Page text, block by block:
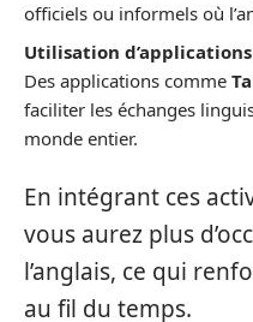
officiels ou informels où
Utilisation
Des applications comme
faciliter les échanges
monde entier.
En intégrant ces
vous aurez plus
l’anglais, ce qui
au fil du temps.